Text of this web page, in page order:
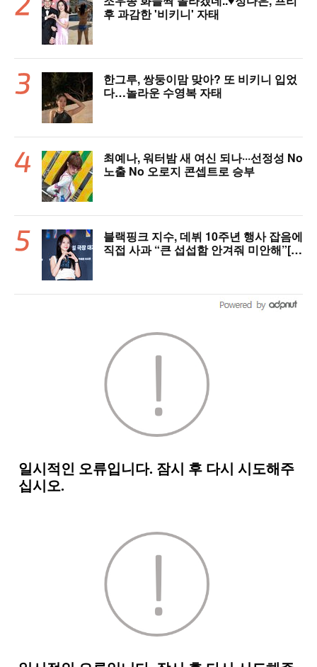
후 과감한 '비키니' 자태
한그루, 쌍둥이맘 맞아? 또 비키니 입었
다…놀라운 수영복 자태
최예나, 워터밤 새 여신 되나···선정성 No
노출 No 오로지 콘셉트로 승부
블랙핑크 지수, 데뷔 10주년 행사 잡음에
직접 사과 “큰 섭섭함 안겨줘 미안해”[핫